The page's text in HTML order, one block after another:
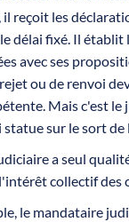
il reçoit les
délai fixé. Il établit
avec ses
ou de renvoi
Mais c'est le
sur le sort de
a seul
collectif des
le mandataire